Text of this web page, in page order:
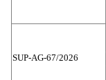
SUP-AG-67/2026